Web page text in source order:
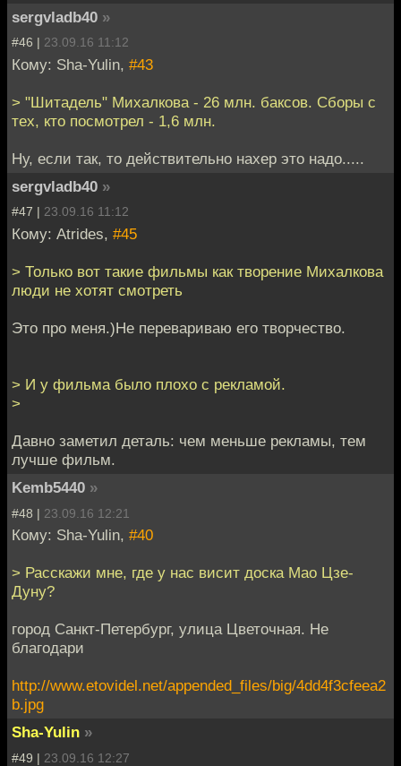
sergvladb40 »
#46 | 23.09.16 11:12
Кому: Sha-Yulin, #43
> "Шитадель" Михалкова - 26 млн. баксов. Сборы с
тех, кто посмотрел - 1,6 млн.
Ну, если так, то действительно нахер это надо.....
sergvladb40 »
#47 | 23.09.16 11:12
Кому: Atrides, #45
> Только вот такие фильмы как творение Михалкова
люди не хотят смотреть
Это про меня.)Не перевариваю его творчество.
> И у фильма было плохо с рекламой.
>
Давно заметил деталь: чем меньше рекламы, тем
лучше фильм.
Kemb5440 »
#48 | 23.09.16 12:21
Кому: Sha-Yulin, #40
> Расскажи мне, где у нас висит доска Мао Цзе-
Дуну?
город Санкт-Петербург, улица Цветочная. Не
благодари
http://www.etovidel.net/appended_files/big/4dd4f3cfeea2
b.jpg
Sha-Yulin »
#49 | 23.09.16 12:27